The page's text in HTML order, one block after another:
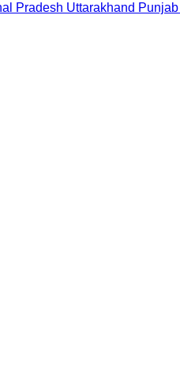
Pradesh Uttarakhand Punjab